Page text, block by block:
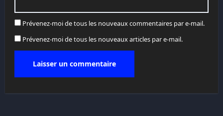
Prévenez-moi de tous les nouveaux commentaires par e-mail.
Prévenez-moi de tous les nouveaux articles par e-mail.